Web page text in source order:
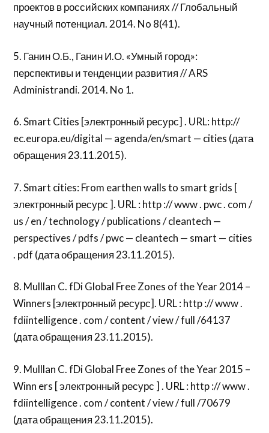
проектов в российских компаниях // Глобальный
научный потенциал. 2014. No 8(41).
5. Ганин О.Б., Ганин И.О. «Умный город»:
перспективы и тенденции развития // ARS
Administrandi. 2014. No 1.
6. Smart Cities [электронный ресурс] . URL: http://
ec.europa.eu/digital — agenda/en/smart — cities (дата
обращения 23.11.2015).
7. Smart cities: From earthen walls to smart grids [
электронный ресурс ]. URL : http :// www . pwc . com /
us / en / technology / publications / cleantech —
perspectives / pdfs / pwc — cleantech — smart — cities
. pdf (дата обращения 23.11.2015).
8. Mulllan C. fDi Global Free Zones of the Year 2014 –
Winners [электронный ресурс]. URL : http :// www .
fdiintelligence . com / content / view / full /64137
(дата обращения 23.11.2015).
9. Mulllan C. fDi Global Free Zones of the Year 2015 –
Winn ers [ электронный ресурс ] . URL : http :// www .
fdiintelligence . com / content / view / full /70679
(дата обращения 23.11.2015).